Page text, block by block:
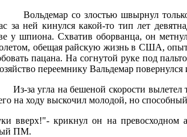
Вольдемар со злостью швырнул
за ней кинулся какой-то тип лет
у шпиона. Схватив оборванца, он
обещая райскую жизнь в США,
пацана. На согнутой руке под
переемнику Вальдемар
Из-за угла на бешеной скорости
на ходу выскочил молодой, но
вверх!"- крикнул он на превосходном
ПМ.